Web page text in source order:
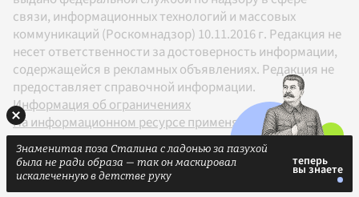
связи, информационных технологий и массовых
коммуникаций (Роскомнадзор) 10.11.2016 г. Редакция не
несет ответственности за достоверность информации,
содержащейся в рекламных объявлениях. Редакция не
предоставляет справочной информации.
Информация об ограничениях
На информационном ресурсе применяются
рекомендательные технологии в соответствии с
Правилами
Знаменитая поза Сталина с ладонью за пазухой
была не ради образа — так он маскировал
искалеченную в детстве руку